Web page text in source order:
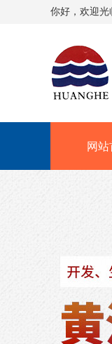
你好，欢迎光
网